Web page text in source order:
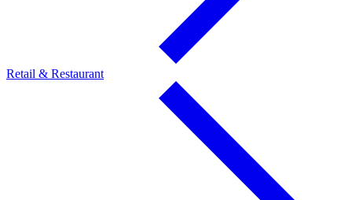
Retail & Restaurant